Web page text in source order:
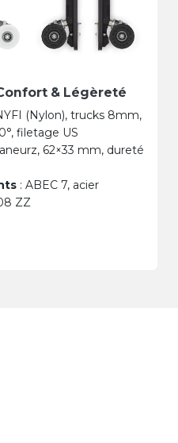
& Légèreté
(Nylon), trucks 8mm,
filetage US
62×33 mm, dureté
: ABEC 7, acier
ZZ